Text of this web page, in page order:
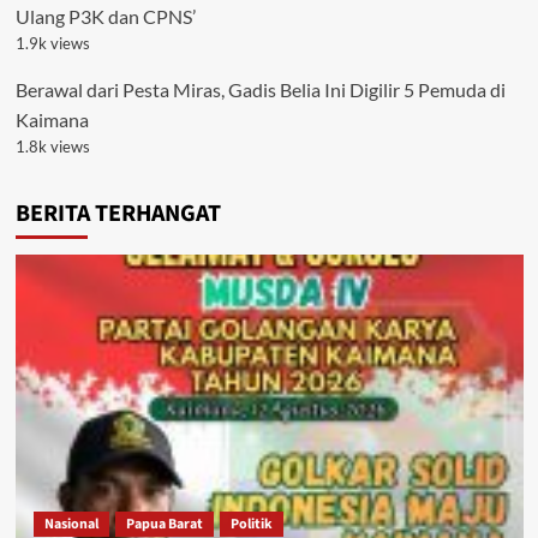
Ulang P3K dan CPNS’
1.9k views
Berawal dari Pesta Miras, Gadis Belia Ini Digilir 5 Pemuda di
Kaimana
1.8k views
BERITA TERHANGAT
Nasional Papua Barat Politik